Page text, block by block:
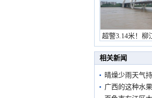
超警3.14米！柳
市民
相关新闻
晴燥少雨天气
广西的这种水